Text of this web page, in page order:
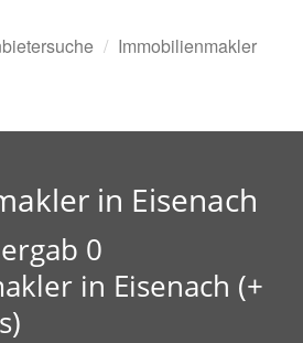
Immobilienmakler
in Eisenach
0
in Eisenach (+